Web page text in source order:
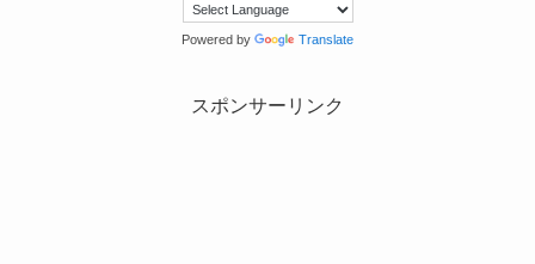
Powered by Translate
スポンサーリンク